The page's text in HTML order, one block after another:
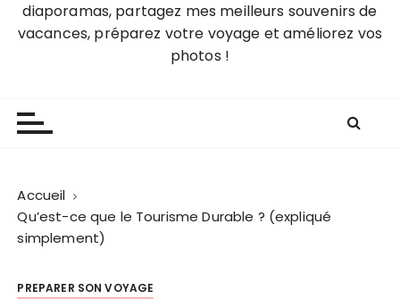
diaporamas, partagez mes meilleurs souvenirs de
vacances, préparez votre voyage et améliorez vos
photos !
Accueil
Qu’est-ce que le Tourisme Durable ? (expliqué
simplement)
PREPARER SON VOYAGE